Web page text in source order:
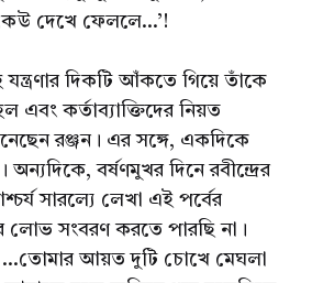
দেখে ফেললে...’!
যন্ত্রণার দিকটি আঁকতে গিয়ে তাঁকে
এবং কর্তাব্যাক্তিদের নিয়ত
রঞ্জন। এর সঙ্গে, একদিকে
অন্যদিকে, বর্ষণমুখর দিনে রবীন্দ্রের
সারল্যে লেখা এই পর্বের
লোভ সংবরণ করতে পারছি না।
...তোমার আয়ত দুটি চোখে মেঘলা